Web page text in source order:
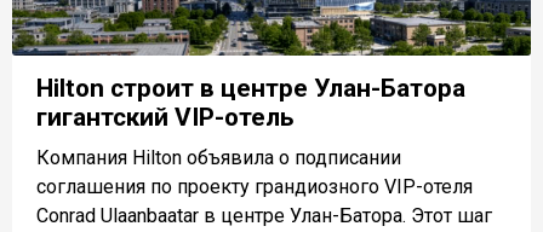
Hilton строит в центре Улан-Батора
гигантский VIP-отель
Компания Hilton объявила о подписании
соглашения по проекту грандиозного VIP-отеля
Conrad Ulaanbaatar в центре Улан-Батора. Этот шаг